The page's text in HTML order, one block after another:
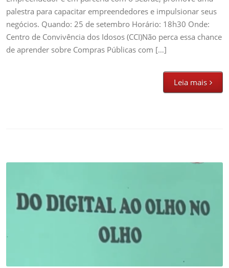
o
seu
Negócio!
palestra para capacitar empreendedores e impulsionar seus
negócios. Quando: 25 de setembro Horário: 18h30 Onde:
Centro de Convivência dos Idosos (CCI)Não perca essa chance
de aprender sobre Compras Públicas com […]
Leia mais
Empreendedorismo